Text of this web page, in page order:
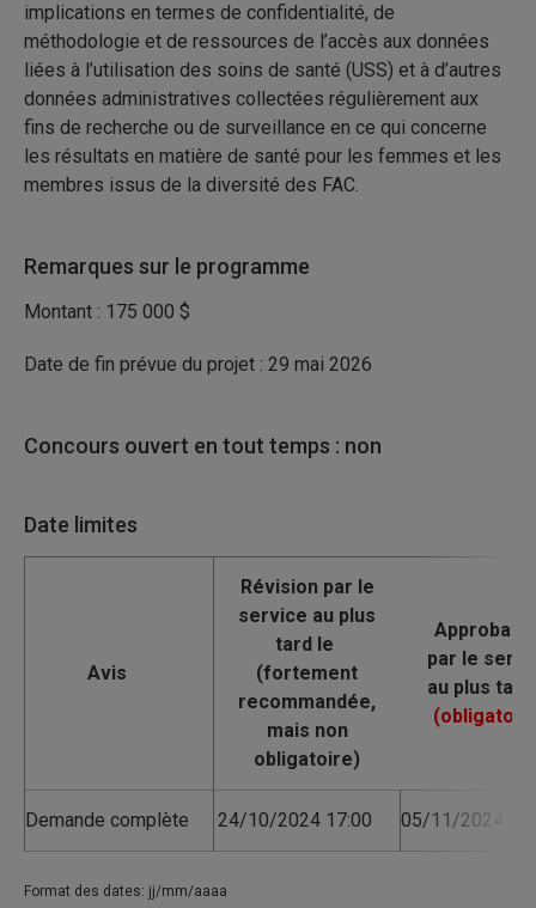
implications en termes de confidentialité, de
méthodologie et de ressources de l’accès aux données
liées à l’utilisation des soins de santé (USS) et à d’autres
données administratives collectées régulièrement aux
fins de recherche ou de surveillance en ce qui concerne
les résultats en matière de santé pour les femmes et les
membres issus de la diversité des FAC.
Remarques sur le programme
Montant : 175 000 $
Date de fin prévue du projet : 29 mai 2026
Concours ouvert en tout temps : non
Date limites
Avis
Demande complète 24/10/2024 17:00 05/11/2024
Format des dates: jj/mm/aaaa